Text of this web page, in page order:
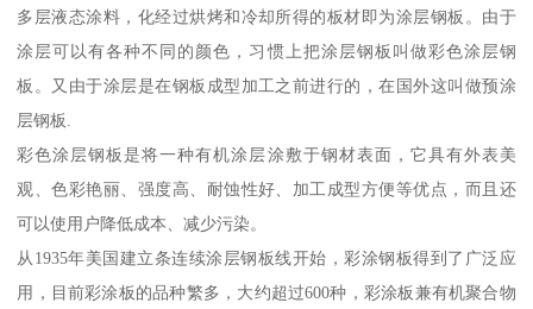
多层液态涂料，化经过烘烤和冷却所得的板材即为涂层钢板。由于
涂层可以有各种不同的颜色，习惯上把涂层钢板叫做彩色涂层钢
板。又由于涂层是在钢板成型加工之前进行的，在国外这叫做预涂
层钢板.
彩色涂层钢板是将一种有机涂层涂敷于钢材表面，它具有外表美
观、色彩艳丽、强度高、耐蚀性好、加工成型方便等优点，而且还
可以使用户降低成本、减少污染。
从1935年美国建立条连续涂层钢板线开始，彩涂钢板得到了广泛应
用，目前彩涂板的品种繁多，大约超过600种，彩涂板兼有机聚合物